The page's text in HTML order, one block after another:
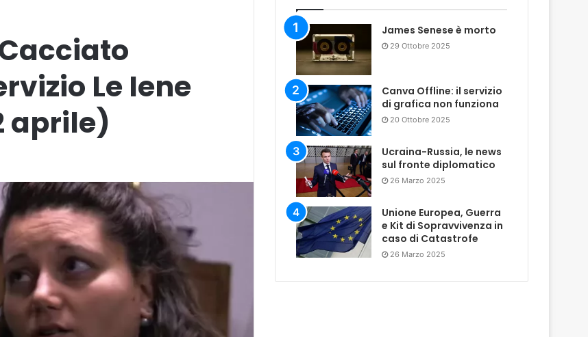
Le Iene
aprile)
James Senese è morto
29 Ottobre 2025
Canva Offline: il servizio
di grafica non funziona
20 Ottobre 2025
Ucraina-Russia, le news
sul fronte diplomatico
26 Marzo 2025
Unione Europea, Guerra
e Kit di Sopravvivenza in
caso di Catastrofe
26 Marzo 2025